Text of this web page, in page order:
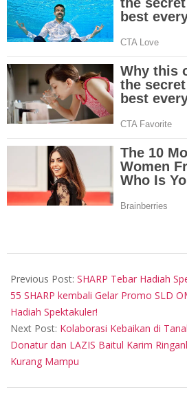
06-
21
Previous Post: SHARP Tebar Hadiah
55 SHARP kembali Gelar Promo SLD
Hadiah Spektakuler!
Next Post: Kolaborasi Kebaikan di
Donatur dan LAZIS Baitul Karim
Kurang Mampu